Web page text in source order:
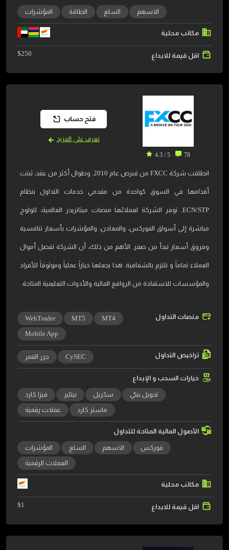
الاسهم السلع الطاقة المؤشرات
مكاتب محلية
اقل قيمة للايداع $250
78
5 / 4.3
انطلقت شركة FXCC من قبرص عام 2010. وطوال أكثر من عقد، ثبتت
أقدامها في السوق كواحدة من مقدمي خدمات التداول بنظام
ECN/STP. توفر الشركة لعملائها منصات ميتاتريدر العالمية، للولوج
مباشرة إلى أسواق الفوركس، والمعادن، والمؤشرات بأسعار تنافسية
وفروق أسعار تبدأ من صفر. الأهم من ذلك، أن الشركة تفصل أموال
العملاء تماماً و تلتزم بالشفافية. هذا يجعلها خياراً عملياً وموثوقاً للأفراد
والمؤسسات للاستفادة من الروافع المالية والأدوات التعليمية المتاحة.
فتح حساب
تعرف على المزيد
منصات التداول MT4
MT5
WebTrader
Mobile App
تراخيص التداول CySEC جزر القمر
خيارات السحب و الإيداع
تحويل بنكي سكريل نيتلير
فيزا كارد
ماستر كارد
عملات رقمية
الأصول المالية المتاحة للتداول
فوركس الاسهم السلع
المؤشرات
العملات الرقمية
مكاتب محلية
اقل قيمة للايداع $1